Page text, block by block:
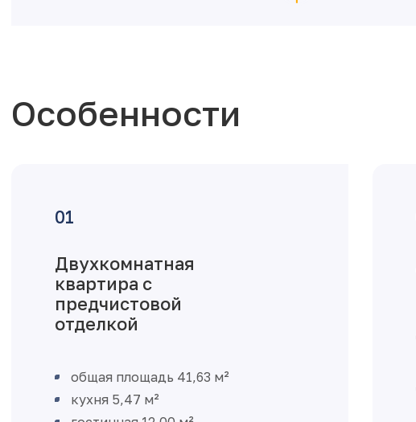
Особенности
Двухкомнатная
квартира с
предчистовой
отделкой
общая площадь 41,63 м²
кухня 5,47 м²